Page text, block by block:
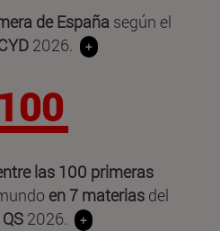
de Españasegún el
2026. +
las 100 primeras
en 7 materias del
2026. +